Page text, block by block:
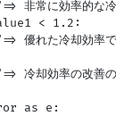
非常に効率的な冷
< 1.2:
優れた冷却効率
冷却効率の改善の
as e: